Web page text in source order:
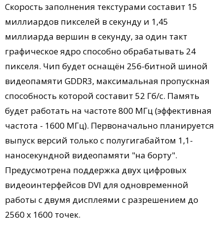
Скорость заполнения текстурами составит 15
миллиардов пикселей в секунду и 1,45
миллиарда вершин в секунду, за один такт
графическое ядро способно обрабатывать 24
пикселя. Чип будет оснащён 256-битной шиной
видеопамяти GDDR3, максимальная пропускная
способность которой составит 52 Гб/с. Память
будет работать на частоте 800 МГц (эффективная
частота - 1600 МГц). Первоначально планируется
выпуск версий только с полугигабайтом 1,1-
наносекундной видеопамяти "на борту".
Предусмотрена поддержка двух цифровых
видеоинтерфейсов DVI для одновременной
работы с двумя дисплеями с разрешением до
2560 х 1600 точек.